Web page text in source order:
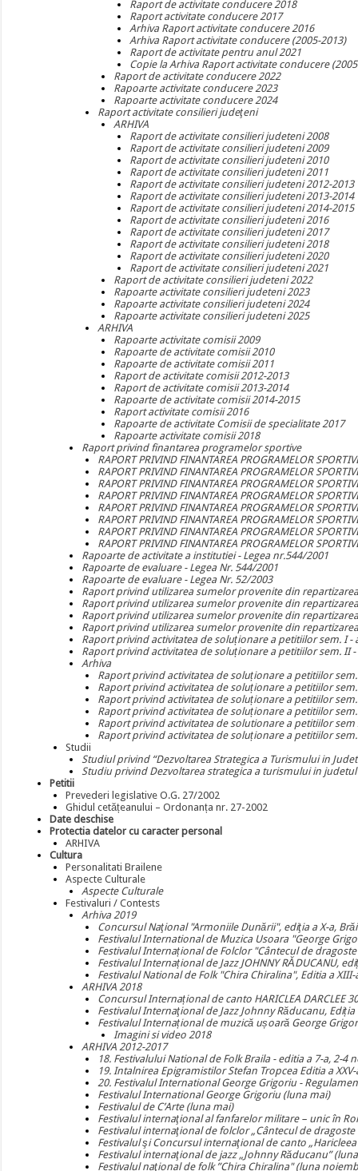
Raport de activitate conducere 2018
Raport activitate conducere 2017
Arhiva Raport activitate conducere 2016
Arhiva Raport activitate conducere (2005-2013)
Raport de activitate pentru anul 2021
Copie la Arhiva Raport activitate conducere
Raport de activitate conducere 2022
Rapoarte activitate conducere 2023
Rapoarte activitate conducere 2024
Raport activitate consilieri judeţeni
ARHIVA
Raport de activitate consilieri judeteni 2008
Raport de activitate consilieri judeteni 2009
Raport de activitate consilieri judeteni 2010
Raport de activitate consilieri judeteni 2011
Raport de activitate consilieri judeteni 2012-2013
Raport de activitate consilieri judeteni 2013-2014
Raport de activitate consilieri judeteni 2014-2015
Raport de activitate consilieri judeteni 2016
Raport de activitate consilieri judeteni 2017
Raport de activitate consilieri judeteni 2018
Raport de activitate consilieri judeteni 2020
Raport de activitate consilieri judeteni 2021
Raport de activitate consilieri judeteni 2022
Rapoarte activitate consilieri judeteni 2023
Rapoarte activitate consilieri judeteni 2024
Rapoarte activitate consilieri judeteni 2025
ARHIVA
Rapoarte activitate comisii 2009
Rapoarte de activitate comisii 2010
Rapoarte de activitate comisii 2011
Raport de activitate comisii 2012-2013
Raport de activitate comisii 2013-2014
Rapoarte de activitate comisii 2014-2015
Raport activitate comisii 2016
Rapoarte de activitate Comisii de specialitate 2017
Rapoarte activitate comisii 2018
Raport privind finantarea programelor sportive
RAPORT PRIVIND FINANTAREA PROGRAMELOR
RAPORT PRIVIND FINANTAREA PROGRAMELOR
RAPORT PRIVIND FINANTAREA PROGRAMELOR
RAPORT PRIVIND FINANTAREA PROGRAMELOR
RAPORT PRIVIND FINANTAREA PROGRAMELOR
RAPORT PRIVIND FINANTAREA PROGRAMELOR
RAPORT PRIVIND FINANTAREA PROGRAMELOR
RAPORT PRIVIND FINANTAREA PROGRAMELOR
Rapoarte de activitate a institutiei - Legea nr.544/2001
Rapoarte de evaluare - Legea Nr. 544/2001
Rapoarte de evaluare - Legea Nr. 52/2003
Raport privind utilizarea sumelor provenite din
Raport privind utilizarea sumelor provenite din
Raport privind utilizarea sumelor provenite din
Raport privind utilizarea sumelor provenite din
Raport privind activitatea de soluționare a petitiilor sem. I -
Raport privind activitatea de soluționare a petitiilor sem. II -
Arhiva
Raport privind activitatea de soluționare a petitiilor
Raport privind activitatea de soluționare a petitiilor
Raport privind activitatea de soluționare a petitiilor
Raport privind activitatea de soluționare a petitiilor
Raport privind activitatea de solutionare a petitiilor sem
Raport privind activitatea de soluționare a petitiilor
Studii
Studiul privind “Dezvoltarea Strategica a Turismului in
Studiu privind Dezvoltarea strategica a turismului in judetul
Petitii
Prevederi legislative O.G. 27/2002
Ghidul cetățeanului – Ordonanța nr. 27-2002
Date deschise
Protectia datelor cu caracter personal
ARHIVA
Cultura
Personalitati Brailene
Aspecte Culturale
Aspecte Culturale
Festivaluri / Contests
Arhiva 2019
Concursul Naţional "Armoniile Dunării", ediţia a X-a,
Festivalul International de Muzica Usoara "George
Festivalul Internațional de Folclor "Cântecul de
Festivalul Internațional de Jazz JOHNNY RĂDUCANU,
Festivalul National de Folk "Chira Chiralina", Editia a
ARHIVA 2018
Concursul Internațional de canto HARICLEA DARCLEE
Festivalul Internaţional de Jazz Johnny Răducanu,
Festivalul Internațional de muzică ușoară George
Imagini si video 2018
ARHIVA 2012-2017
18. Festivalului National de Folk Braila - editia a 7-a, 2-4
19. Intalnirea Epigramistilor Stefan Tropcea Editia a XXV-
20. Festivalul International George Grigoriu -
Festivalul International George Grigoriu (luna mai)
Festivalul de C’Arte (luna mai)
Festivalul internaţional al fanfarelor militare – unic în
Festivalul internaţional de folclor „Cântecul de
Festivalul şi Concursul internaţional de canto
Festivalul internaţional de jazz „Johnny Răducanu”
Festivalul naţional de folk ”Chira Chiralina" (luna